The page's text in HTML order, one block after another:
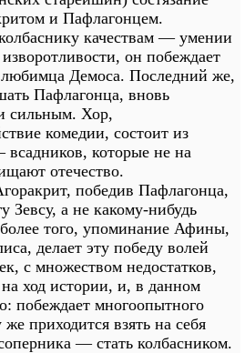
и Пафлагонцем.
качествам — умении
изворотливости, он побеждает
любимца Демоса. Последний же,
Пафлагонца, вновь
сильным. Хор,
комедии, состоит из
которые не на
отечество.
победив Пафлагонца,
Зевсу, а не какому-нибудь
того, упоминание Афины,
делает эту победу волей
с множеством недостатков,
ход истории, и, в данном
побеждает многоопытного
приходится взять на себя
— стать колбасником.